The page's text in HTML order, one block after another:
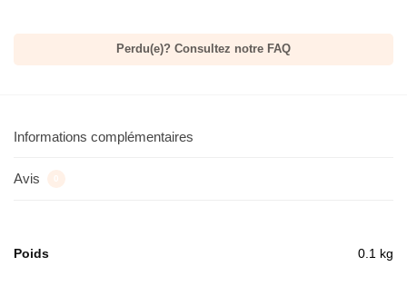
Perdu(e)? Consultez notre FAQ
Informations complémentaires
Avis 0
Poids 0.1 kg